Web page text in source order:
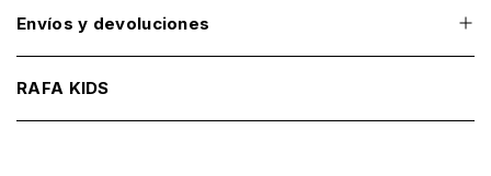
Envíos y devoluciones
RAFA KIDS